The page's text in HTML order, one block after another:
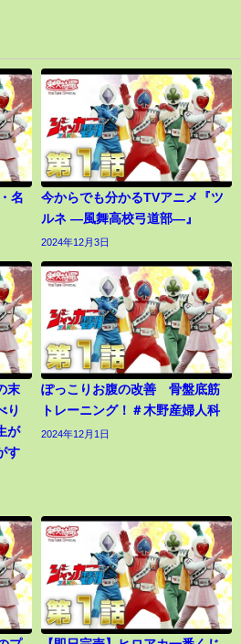
名
今からでも分かるTVアニメ『ツ
ルネ ―風舞高校弓道部―』
2024年12月3日
末
り
が
す
ぽっこりお腹の改善 骨盤底筋
トレーニング！＃木野産婦人科
2024年12月1日